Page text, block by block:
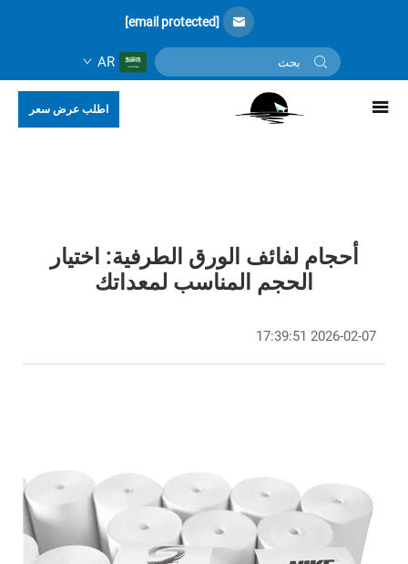
[email protected]
AR
اطلب عرض سعر
أحجام لفائف الورق الطرفية: اختيار
الحجم المناسب لمعداتك
2026-02-07 17:39:51